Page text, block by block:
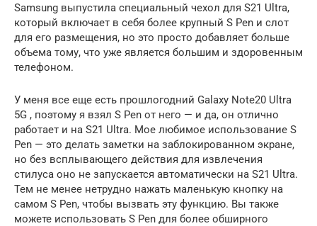
Samsung выпустила специальный чехол для S21 Ultra,
который включает в себя более крупный S Pen и слот
для его размещения, но это просто добавляет больше
объема тому, что уже является большим и здоровенным
телефоном.
У меня все еще есть прошлогодний Galaxy Note20 Ultra
5G , поэтому я взял S Pen от него — и да, он отлично
работает и на S21 Ultra. Мое любимое использование S
Pen — это делать заметки на заблокированном экране,
но без всплывающего действия для извлечения
стилуса оно не запускается автоматически на S21 Ultra.
Тем не менее нетрудно нажать маленькую кнопку на
самом S Pen, чтобы вызвать эту функцию. Вы также
можете использовать S Pen для более обширного